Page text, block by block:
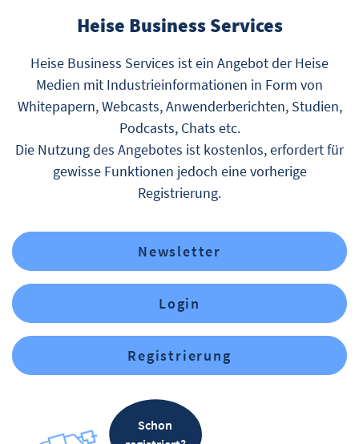
Heise Business Services
Heise Business Services ist ein Angebot der Heise
Medien mit Industrieinformationen in Form von
Whitepapern, Webcasts, Anwenderberichten, Studien,
Podcasts, Chats etc.
Die Nutzung des Angebotes ist kostenlos, erfordert für
gewisse Funktionen jedoch eine vorherige
Registrierung.
Newsletter
Login
Registrierung
Schon